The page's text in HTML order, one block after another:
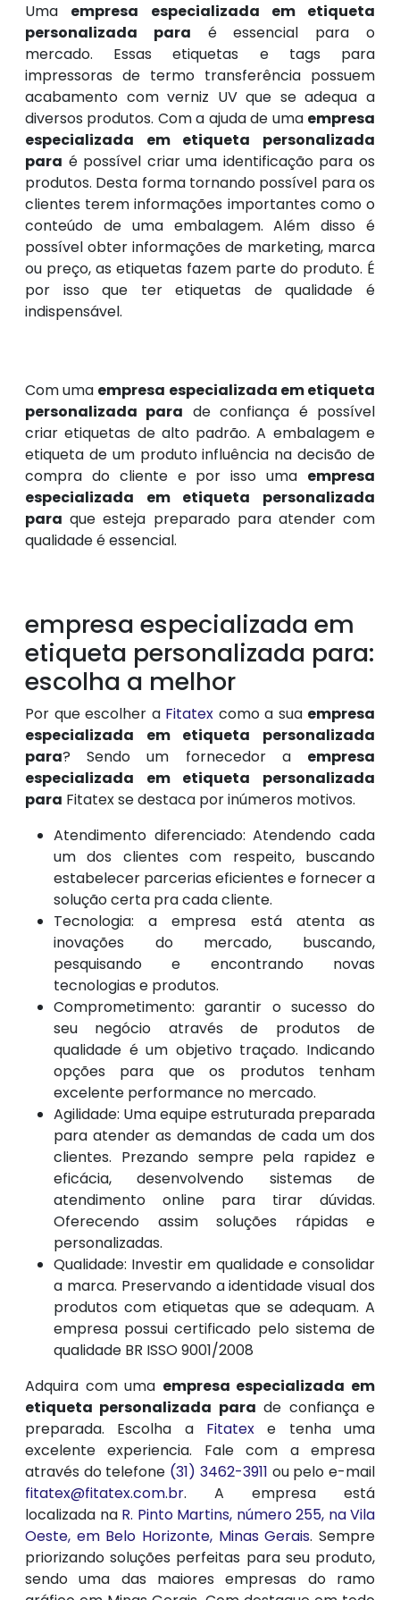
Uma empresa especializada em etiqueta
personalizada para é essencial para o
mercado. Essas etiquetas e tags para
impressoras de termo transferência possuem
acabamento com verniz UV que se adequa a
diversos produtos. Com a ajuda de uma empresa
especializada em etiqueta personalizada
para é possível criar uma identificação para os
produtos. Desta forma tornando possível para os
clientes terem informações importantes como o
conteúdo de uma embalagem. Além disso é
possível obter informações de marketing, marca
ou preço, as etiquetas fazem parte do produto. É
por isso que ter etiquetas de qualidade é
indispensável.
Com uma empresa especializada em etiqueta
personalizada para de confiança é possível
criar etiquetas de alto padrão. A embalagem e
etiqueta de um produto influência na decisão de
compra do cliente e por isso uma empresa
especializada em etiqueta personalizada
para que esteja preparado para atender com
qualidade é essencial.
empresa especializada em
etiqueta personalizada para:
escolha a melhor
Por que escolher a Fitatex como a sua empresa
especializada em etiqueta personalizada
para? Sendo um fornecedor a empresa
especializada em etiqueta personalizada
para Fitatex se destaca por inúmeros motivos.
Atendimento diferenciado: Atendendo cada
um dos clientes com respeito, buscando
estabelecer parcerias eficientes e fornecer a
solução certa pra cada cliente.
Tecnologia: a empresa está atenta as
inovações do mercado, buscando,
pesquisando e encontrando novas
tecnologias e produtos.
Comprometimento: garantir o sucesso do
seu negócio através de produtos de
qualidade é um objetivo traçado. Indicando
opções para que os produtos tenham
excelente performance no mercado.
Agilidade: Uma equipe estruturada preparada
para atender as demandas de cada um dos
clientes. Prezando sempre pela rapidez e
eficácia, desenvolvendo sistemas de
atendimento online para tirar dúvidas.
Oferecendo assim soluções rápidas e
personalizadas.
Qualidade: Investir em qualidade e consolidar
a marca. Preservando a identidade visual dos
produtos com etiquetas que se adequam. A
empresa possui certificado pelo sistema de
qualidade BR ISSO 9001/2008
Adquira com uma empresa especializada em
etiqueta personalizada para de confiança e
preparada. Escolha a Fitatex e tenha uma
excelente experiencia. Fale com a empresa
através do telefone (31) 3462-3911 ou pelo e-mail
fitatex@fitatex.com.br. A empresa está
localizada na R. Pinto Martins, número 255, na Vila
Oeste, em Belo Horizonte, Minas Gerais. Sempre
priorizando soluções perfeitas para seu produto,
sendo uma das maiores empresas do ramo